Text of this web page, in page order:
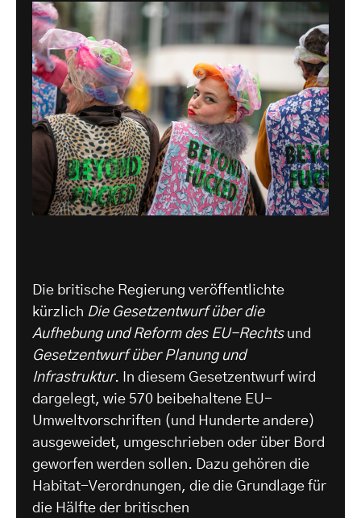
Die britische Regierung veröffentlichte
kürzlich Die Gesetzentwurf über die
Aufhebung und Reform des EU-Rechtsund
Gesetzentwurf über Planung und
Infrastruktur. In diesem Gesetzentwurf wird
dargelegt, wie 570 beibehaltene EU-
Umweltvorschriften (und Hunderte andere)
ausgeweidet, umgeschrieben oder über Bord
geworfen werden sollen. Dazu gehören die
Habitat-Verordnungen, die die Grundlage für
die Hälfte der britischen